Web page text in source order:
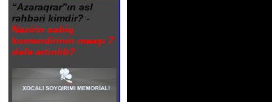
“Azəraqrar”ın əsl
rəhbəri kimdir? -
Nazirin sabiq
komandirinin maaşı 7
dəfə artırılıb?